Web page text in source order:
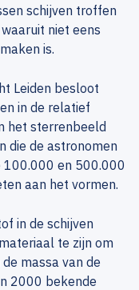
schijven troffen
niet eens
is.
Leiden besloot
in de relatief
het sterrenbeeld
die de astronomen
100.000 en 500.000
aan het vormen.
in de schijven
te zijn om
massa van de
2000 bekende